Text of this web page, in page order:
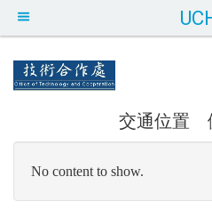
交通位置
No content to show.